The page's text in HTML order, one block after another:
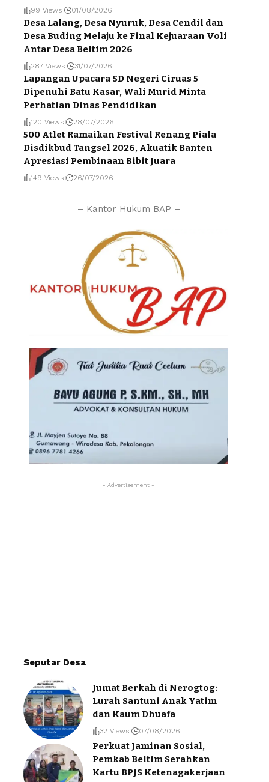
99 Views 01/08/2026
Desa Lalang, Desa Nyuruk, Desa Cendil dan
Desa Buding Melaju ke Final Kejuaraan Voli
Antar Desa Beltim 2026
287 Views 31/07/2026
Lapangan Upacara SD Negeri Ciruas 5
Dipenuhi Batu Kasar, Wali Murid Minta
Perhatian Dinas Pendidikan
120 Views 28/07/2026
500 Atlet Ramaikan Festival Renang Piala
Disdikbud Tangsel 2026, Akuatik Banten
Apresiasi Pembinaan Bibit Juara
149 Views 26/07/2026
– Kantor Hukum BAP –
- Advertisement -
Seputar Desa
Jumat Berkah di Nerogtog:
Lurah Santuni Anak Yatim
dan Kaum Dhuafa
32 Views 07/08/2026
Perkuat Jaminan Sosial,
Pemkab Beltim Serahkan
Kartu BPJS Ketenagakerjaan